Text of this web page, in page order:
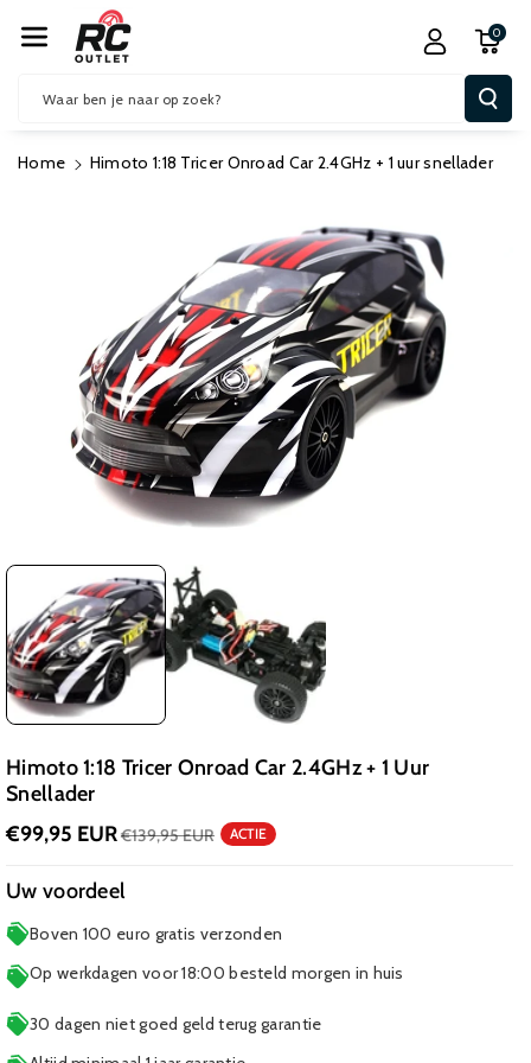
R De Conten
T
Waar ben je naar op zoek?
0
Home Himoto 1:18 Tricer Onroad Car 2.4GHz + 1 uur snellader
Himoto 1:18 Tricer Onroad Car 2.4GHz + 1 Uur
Snellader
€99,95 EUR€139,95 EUR ACTIE
Uw voordeel
Boven 100 euro gratis verzonden
Op werkdagen voor 18:00 besteld morgen in huis
30 dagen niet goed geld terug garantie